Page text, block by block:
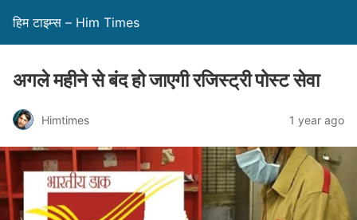
हिम टाइम्स – Him Times
अगले महीने से बंद हो जाएगी रजिस्ट्री पोस्ट सेवा
Himtimes 1 year ago